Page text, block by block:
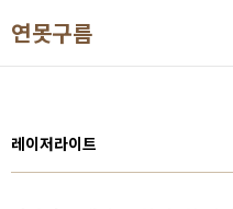
연못구름
레이저라이트